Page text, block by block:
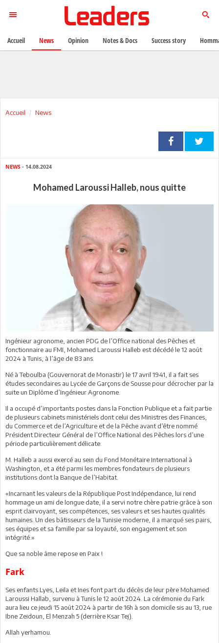
Accueil News
NEWS - 14.08.2024
Mohamed Laroussi Halleb, nous quitte
Ingénieur agronome, ancien PDG de l’Office national des Pêches et
fonctionnaire au FMI, Mohamed Laroussi Halleb est décédé le 12 août
2024 à Tunis, à l’âge de 83 ans.
Né à Teboulba (Gouvernorat de Monastir) le 17 avril 1941, il a fait ses
études secondaires au Lycée de Garçons de Sousse pour décrocher par la
suite un Diplôme d’Ingénieur Agronome.
Il a occupé d’importants postes dans la Fonction Publique et a fait partie
de plusieurs cabinets ministériels dont celui des Ministres des Finances,
du Commerce et de l’Agriculture et de la Pêche avant d’être nommé
Président Directeur Général de l’Office National des Pêches lors d’une
période particulièrement délicate.
M. Halleb a aussi exercé au sein du Fond Monétaire International à
Washington, et a été parmi les membres fondateurs de plusieurs
institutions dont la Banque de l’Habitat.
«Incarnant les valeurs de la République Post Indépendance, lui rend
hommage un ami de longue date, il a servi notre chère patrie grâce à son
esprit clairvoyant, ses compétences, ses valeurs et ses hautes qualités
humaines. Un des bâtisseurs de la Tunisie moderne, il a marqué ses pairs,
ses équipes et sa famille par sa loyauté, son engagement et son
intégrité.»
Que sa noble âme repose en Paix !
Fark
Ses enfants Lyes, Leila et Ines font part du décès de leur père Mohamed
Laroussi Hallab, survenu à Tunis le 12 août 2024. La cérémonie du Fark
aura lieu ce jeudi 15 août 2024 à partir de 16h à son domicile sis au 13, rue
Ibne Zeidoun, El Menzah 5 (derrière Ksar Tej).
Allah yerhamou.
Accueil News Opinion Notes & Docs Success story